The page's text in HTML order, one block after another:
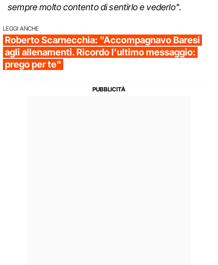
sempre molto contento di sentirlo e vederlo".
LEGGI ANCHE
Roberto Scarnecchia: "Accompagnavo Baresi
agli allenamenti. Ricordo l'ultimo messaggio:
prego per te"